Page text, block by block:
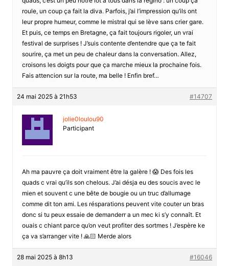
roule, un coup ça fait la diva. Parfois, j’ai l’impression qu’ils ont
leur propre humeur, comme le mistral qui se lève sans crier gare.
Et puis, ce temps en Bretagne, ça fait toujours rigoler, un vrai
festival de surprises ! J’suis contente d’entendre que ça te fait
sourire, ça met un peu de chaleur dans la conversation. Allez,
croisons les doigts pour que ça marche mieux la prochaine fois.
Fais attencion sur la route, ma belle ! Enfin bref…
24 mai 2025 à 21h53 #14707
jolie0loulou90
Participant
Ah ma pauvre ça doit vraiment être la galère ! 😱 Des fois les
quads c vrai qu’ils son chelous. J’ai désja eu des soucis avec le
mien et souvent c une bête de bougie ou un truc d’allumage
comme dit ton ami. Les résparations peuvent vite couter un bras
donc si tu peux essaie de demanderr a un mec ki s’y connaît. Et
ouais c chiant parce qu’on veut profiter des sortmes ! J’espère ke
ça va s’arranger vite ! 🙏🏻 Merde alors
28 mai 2025 à 8h13 #16046